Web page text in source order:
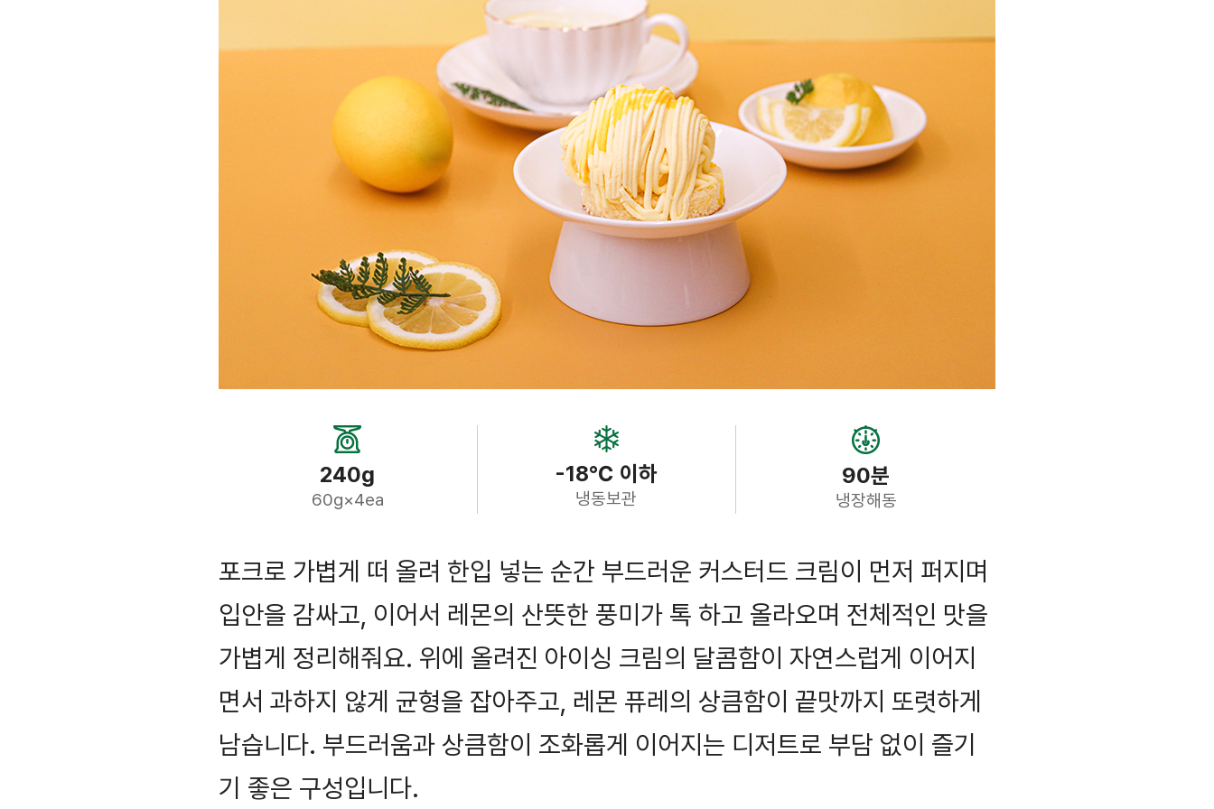
240g
60g×4ea
-18℃ 이하
냉동보관
90분
냉장해동
포크로 가볍게 떠 올려 한입 넣는 순간 부드러운 커스터드 크림이 먼저 퍼지며
입안을 감싸고, 이어서 레몬의 산뜻한 풍미가 톡 하고 올라오며 전체적인 맛을
가볍게 정리해줘요. 위에 올려진 아이싱 크림의 달콤함이 자연스럽게 이어지
면서 과하지 않게 균형을 잡아주고, 레몬 퓨레의 상큼함이 끝맛까지 또렷하게
남습니다. 부드러움과 상큼함이 조화롭게 이어지는 디저트로 부담 없이 즐기
기 좋은 구성입니다.